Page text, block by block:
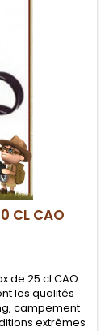
CL CAO
de 25 cl CAO
les qualités
campement
extrêmes